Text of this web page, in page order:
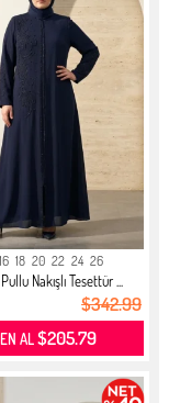
16 18 20 22 24 26
Nakışlı Tesettür ...
$342.99
AL$205.79